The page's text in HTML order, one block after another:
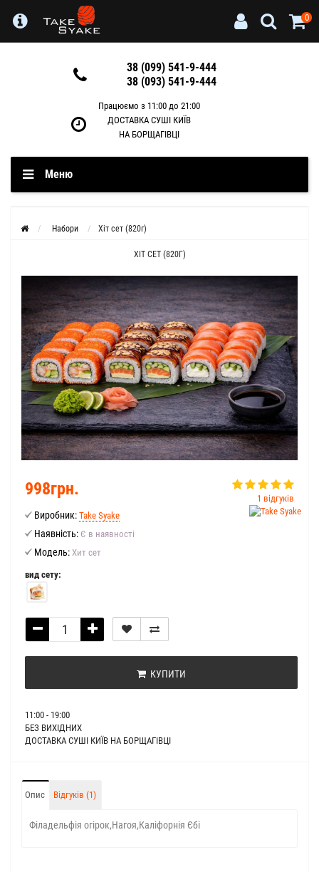
0
38 (099) 541-9-444
38 (093) 541-9-444
Працюємо з 11:00 до 21:00
ДОСТАВКА СУШІ КИЇВ
НА БОРЩАГІВЦІ
Меню
Набори Хіт сет (820г)
ХІТ СЕТ (820Г)
1 відгуків
998грн.
Виробник: Take Syake
Наявність: Є в наявності
Модель: Хит сет
вид сету:
КУПИТИ
11:00 - 19:00
БЕЗ ВИХІДНИХ
ДОСТАВКА СУШІ КИЇВ НА БОРЩАГІВЦІ
Опис Відгуків (1)
Філадельфія огірок,Нагоя,Каліфорнія Єбі